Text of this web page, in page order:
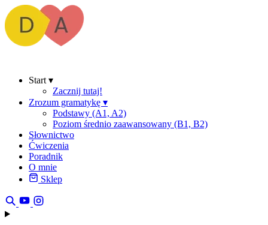
Start ▾
Zacznij tutaj!
Zrozum gramatykę ▾
Podstawy (A1, A2)
Poziom średnio zaawansowany (B1, B2)
Słownictwo
Ćwiczenia
Poradnik
O mnie
Sklep